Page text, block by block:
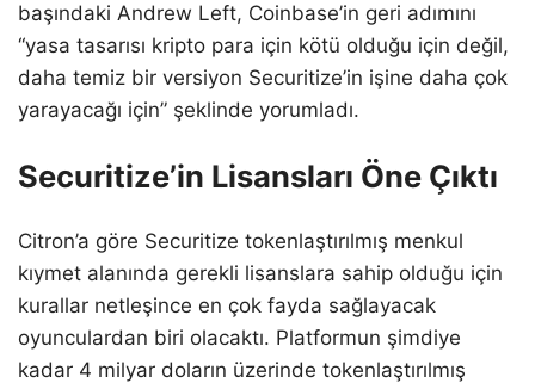
başındaki Andrew Left, Coinbase’in geri adımını
“yasa tasarısı kripto para için kötü olduğu için değil,
daha temiz bir versiyon Securitize’in işine daha çok
yarayacağı için” şeklinde yorumladı.
Securitize’in Lisansları Öne Çıktı
Citron’a göre Securitize tokenlaştırılmış menkul
kıymet alanında gerekli lisanslara sahip olduğu için
kurallar netleşince en çok fayda sağlayacak
oyunculardan biri olacaktı. Platformun şimdiye
kadar 4 milyar doların üzerinde tokenlaştırılmış